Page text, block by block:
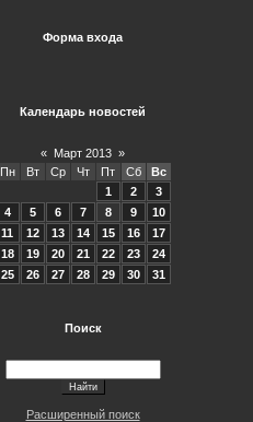
Форма входа
Календарь новостей
« Март 2013 »
Пн
Вт Ср Чт Пт Сб
Вс
1
2
3
4
5 6 7 8 9
10
11
12 13 14 15 16
17
18
19 20 21 22 23
24
25
26 27 28 29 30 31
Поиск
Расширенный поиск